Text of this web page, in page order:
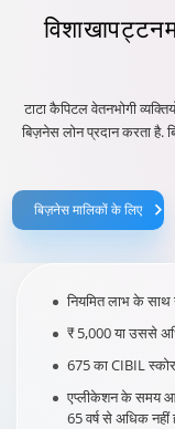
टाटा कैपिटल वेतनभोगी
बिज़नेस लोन प्रदान करता
बिज़नेस मालिकों के लिए
नियमित लाभ के साथ
₹ 5,000 या उससे
675 का CIBIL स्कोर
एप्लीकेशन के समय
65 वर्ष से अधिक नहीं